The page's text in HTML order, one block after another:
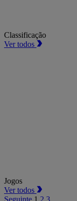
Classificação
Ver todos
Jogos
Ver todos